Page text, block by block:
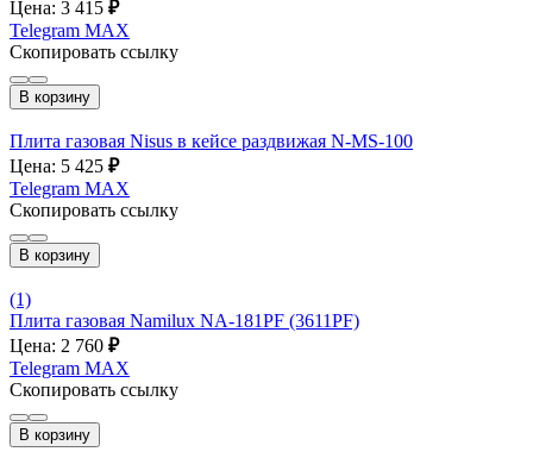
Цена: 3 415 ₽
Telegram MAX
Скопировать ссылку
В корзину
Плита газовая Nisus в кейсе раздвижая N-MS-100
Цена: 5 425 ₽
Telegram MAX
Скопировать ссылку
В корзину
(1)
Плита газовая Namilux NA-181PF (3611PF)
Цена: 2 760 ₽
Telegram MAX
Скопировать ссылку
В корзину